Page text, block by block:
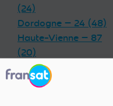
(24)
Dordogne — 24 (48)
Haute-Vienne — 87
(20)
Charente — 16 (32)
Landes — 40 (33)